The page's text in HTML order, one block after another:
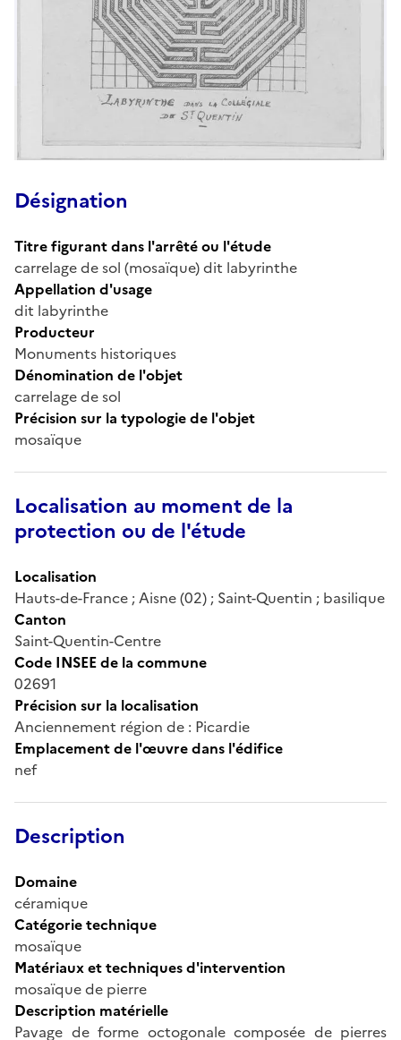
Désignation
Titre figurant dans l'arrêté ou l'étude
carrelage de sol (mosaïque) dit labyrinthe
Appellation d'usage
dit labyrinthe
Producteur
Monuments historiques
Dénomination de l'objet
carrelage de sol
Précision sur la typologie de l'objet
mosaïque
Localisation au moment de la
protection ou de l'étude
Localisation
Hauts-de-France ; Aisne (02) ; Saint-Quentin ; basilique
Canton
Saint-Quentin-Centre
Code INSEE de la commune
02691
Précision sur la localisation
Anciennement région de : Picardie
Emplacement de l'œuvre dans l'édifice
nef
Description
Domaine
céramique
Catégorie technique
mosaïque
Matériaux et techniques d'intervention
mosaïque de pierre
Description matérielle
Pavage de forme octogonale composée de pierres